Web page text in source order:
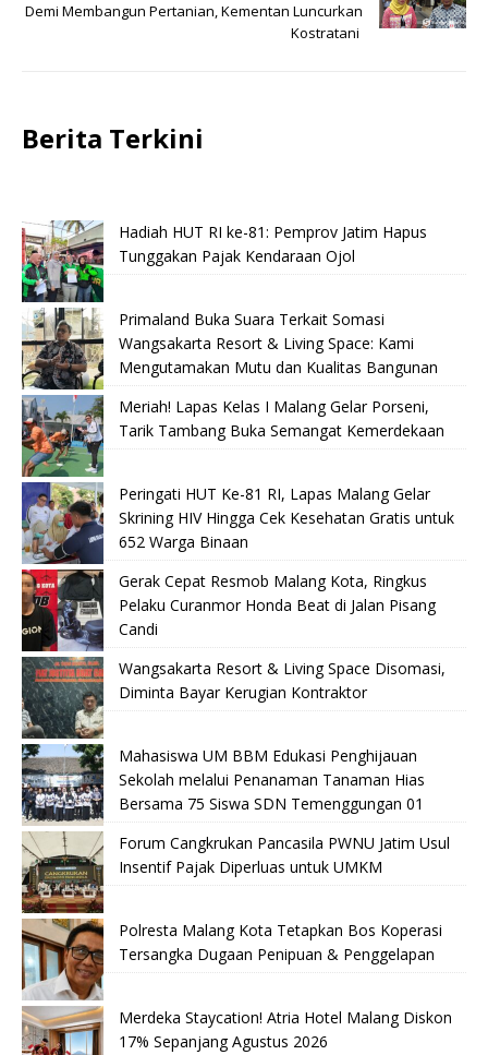
Demi Membangun Pertanian, Kementan Luncurkan
Kostratani
Berita Terkini
Hadiah HUT RI ke-81: Pemprov Jatim Hapus
Tunggakan Pajak Kendaraan Ojol
Primaland Buka Suara Terkait Somasi
Wangsakarta Resort & Living Space: Kami
Mengutamakan Mutu dan Kualitas Bangunan
Meriah! Lapas Kelas I Malang Gelar Porseni,
Tarik Tambang Buka Semangat Kemerdekaan
Peringati HUT Ke-81 RI, Lapas Malang Gelar
Skrining HIV Hingga Cek Kesehatan Gratis untuk
652 Warga Binaan
Gerak Cepat Resmob Malang Kota, Ringkus
Pelaku Curanmor Honda Beat di Jalan Pisang
Candi
Wangsakarta Resort & Living Space Disomasi,
Diminta Bayar Kerugian Kontraktor
Mahasiswa UM BBM Edukasi Penghijauan
Sekolah melalui Penanaman Tanaman Hias
Bersama 75 Siswa SDN Temenggungan 01
Forum Cangkrukan Pancasila PWNU Jatim Usul
Insentif Pajak Diperluas untuk UMKM
Polresta Malang Kota Tetapkan Bos Koperasi
Tersangka Dugaan Penipuan & Penggelapan
Merdeka Staycation! Atria Hotel Malang Diskon
17% Sepanjang Agustus 2026